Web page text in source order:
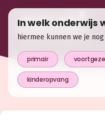
In welk onderwijs
hiermee kunnen we je
primair
kinderopvang